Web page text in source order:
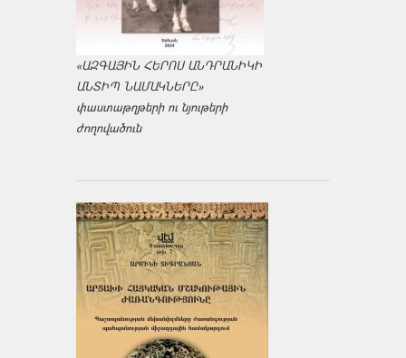
«ԱԶԳԱՅԻՆ ՀԵՐՈՍ ԱՆԴՐԱՆԻԿԻ
ԱՆՏԻՊ ՆԱՄԱԿՆԵՐԸ»
փաստաթղթերի ու նյութերի
ժողովածուն